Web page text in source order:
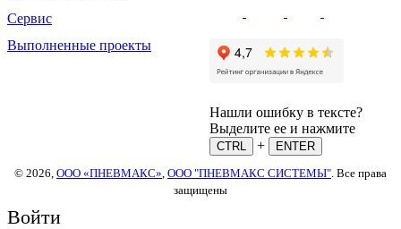
Сервис
Выполненные проекты
Нашли ошибку в тексте?
Выделите ее и нажмите
CTRL +
ENTER
© 2026, ООО «ПНЕВМАКС» ООО "ПНЕВМАКС СИСТЕМЫ" . Все права
защищены
Войти